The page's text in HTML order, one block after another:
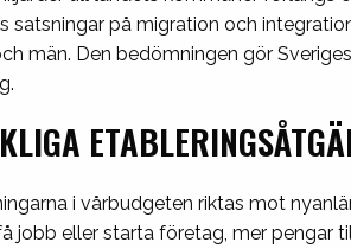
satsningar på migration och
män. Den bedömningen gör
i vårbudgeten riktas mot
jobb eller starta företag, mer pengar